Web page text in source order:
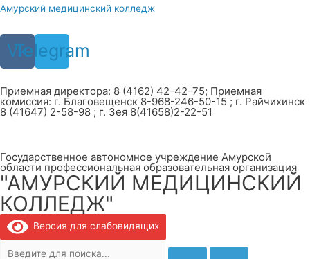
Перейти
содержимому
Амурский медицинский колледж
Vk
Telegram
Приемная директора: 8 (4162) 42-42-75; Приемная
комиссия: г. Благовещенск 8-968-246-50-15 ; г. Райчихинск
8 (41647) 2-58-98 ; г. Зея 8(41658)2-22-51
Государственное автономное учреждение Амурской
области профессиональная образовательная организация
"АМУРСКИЙ МЕДИЦИНСКИЙ
КОЛЛЕДЖ"
Версия для слабовидящих